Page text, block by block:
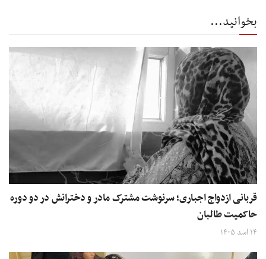
بخوانید...
قربانی ازدواج اجباری؛ سرنوشت مشترک مادر و دخترانش در دو دوره
حاکمیت طالبان
۱۴ اسد ۱۴۰۵